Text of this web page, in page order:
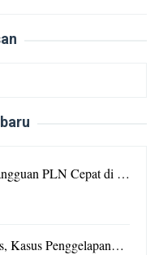
PLN Cepat di …
Kasus Penggelapan…